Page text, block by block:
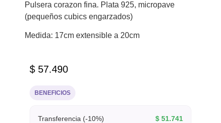
Pulsera corazon fina. Plata 925, micropave
(pequeños cubics engarzados)
Medida: 17cm extensible a 20cm
$ 57.490
BENEFICIOS
Transferencia (-10%) $ 51.741